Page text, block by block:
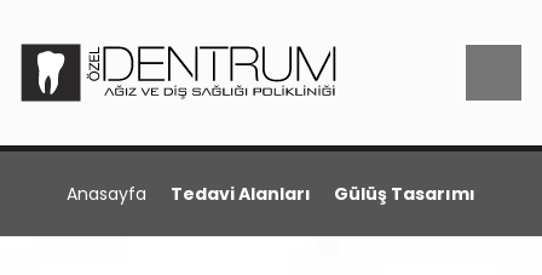
Anasayfa Tedavi Alanları Gülüş Tasarımı